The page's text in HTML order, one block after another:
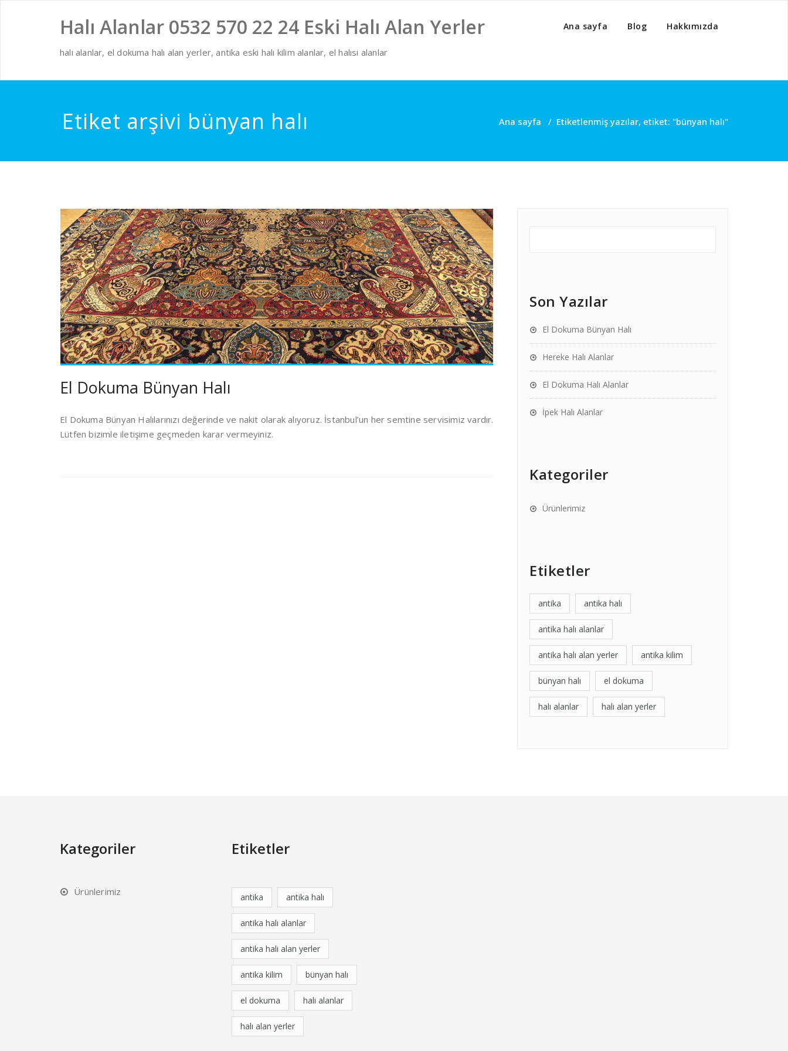
Halı Alanlar 0532 570 22 24 Eski Halı Alan Yerler
halı alanlar, el dokuma halı alan yerler, antika eski halı kilim alanlar, el halısı alanlar
Ana sayfa Blog Hakkımızda
Etiket arşivi bünyan halı Ana sayfa / Etiketlenmiş yazılar, etiket: "bünyan halı"
El Dokuma Bünyan Halı
El Dokuma Bünyan Halılarınızı değerinde ve nakit olarak alıyoruz. İstanbul’un her semtine servisimiz vardır.
Lütfen bizimle iletişime geçmeden karar vermeyiniz.
Son Yazılar
El Dokuma Bünyan Halı
Hereke Halı Alanlar
El Dokuma Halı Alanlar
İpek Halı Alanlar
Kategoriler
Ürünlerimiz
Etiketler
antika antika halı
antika halı alanlar
antika halı alan yerler antika kilim
bünyan halı el dokuma
halı alanlar halı alan yerler
Kategoriler
Ürünlerimiz
Etiketler
antika antika halı
antika halı alanlar
antika halı alan yerler
antika kilim bünyan halı
el dokuma halı alanlar
halı alan yerler